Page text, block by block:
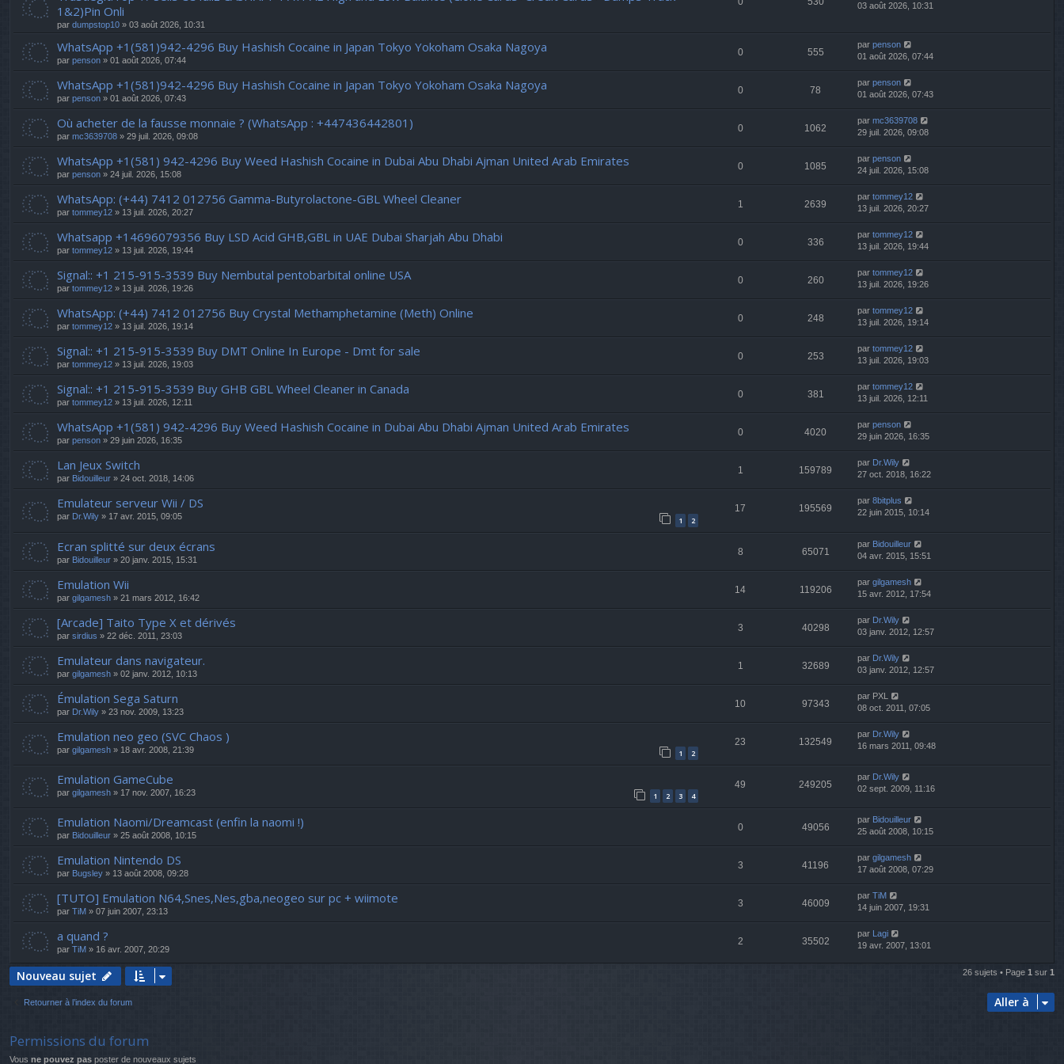
1&2)Pin Onli
par dumpstop10 » 03 août 2026, 10:31
03 août 2026, 10:31
WhatsApp +1(581)942-4296 Buy Hashish Cocaine in Japan Tokyo Yokoham Osaka Nagoya
par penson » 01 août 2026, 07:44
0 555
par penson
01 août 2026, 07:44
WhatsApp +1(581)942-4296 Buy Hashish Cocaine in Japan Tokyo Yokoham Osaka Nagoya
par penson » 01 août 2026, 07:43
0 78
par penson
01 août 2026, 07:43
Où acheter de la fausse monnaie ? (WhatsApp : +447436442801)
par mc3639708 » 29 juil. 2026, 09:08
0 1062
par mc3639708
29 juil. 2026, 09:08
WhatsApp +1(581) 942-4296 Buy Weed Hashish Cocaine in Dubai Abu Dhabi Ajman United Arab Emirates
par penson » 24 juil. 2026, 15:08
0 1085
par penson
24 juil. 2026, 15:08
WhatsApp: (+44) 7412 012756 Gamma-Butyrolactone-GBL Wheel Cleaner
par tommey12 » 13 juil. 2026, 20:27
1 2639
par tommey12
13 juil. 2026, 20:27
Whatsapp +14696079356 Buy LSD Acid GHB,GBL in UAE Dubai Sharjah Abu Dhabi
par tommey12 » 13 juil. 2026, 19:44
0 336
par tommey12
13 juil. 2026, 19:44
Signal:: +1 215-915-3539 Buy Nembutal pentobarbital online USA
par tommey12 » 13 juil. 2026, 19:26
0 260
par tommey12
13 juil. 2026, 19:26
WhatsApp: (+44) 7412 012756 Buy Crystal Methamphetamine (Meth) Online
par tommey12 » 13 juil. 2026, 19:14
0 248
par tommey12
13 juil. 2026, 19:14
Signal:: +1 215-915-3539 Buy DMT Online In Europe - Dmt for sale
par tommey12 » 13 juil. 2026, 19:03
0 253
par tommey12
13 juil. 2026, 19:03
Signal:: +1 215-915-3539 Buy GHB GBL Wheel Cleaner in Canada
par tommey12 » 13 juil. 2026, 12:11
0 381
par tommey12
13 juil. 2026, 12:11
WhatsApp +1(581) 942-4296 Buy Weed Hashish Cocaine in Dubai Abu Dhabi Ajman United Arab Emirates
par penson » 29 juin 2026, 16:35
0 4020
par penson
29 juin 2026, 16:35
Lan Jeux Switch
par Bidouilleur » 24 oct. 2018, 14:06
1 159789
par Dr.Wily
27 oct. 2018, 16:22
Emulateur serveur Wii / DS
par Dr.Wily » 17 avr. 2015, 09:05 1 2
17 195569
par 8bitplus
22 juin 2015, 10:14
Ecran splitté sur deux écrans
par Bidouilleur » 20 janv. 2015, 15:31
8 65071
par Bidouilleur
04 avr. 2015, 15:51
Emulation Wii
par gilgamesh » 21 mars 2012, 16:42
14 119206
par gilgamesh
15 avr. 2012, 17:54
[Arcade] Taito Type X et dérivés
par sirdius » 22 déc. 2011, 23:03
3 40298
par Dr.Wily
03 janv. 2012, 12:57
Emulateur dans navigateur.
par gilgamesh » 02 janv. 2012, 10:13
1 32689
par Dr.Wily
03 janv. 2012, 12:57
Émulation Sega Saturn
par Dr.Wily » 23 nov. 2009, 13:23
10 97343
par PXL
08 oct. 2011, 07:05
Emulation neo geo (SVC Chaos )
par gilgamesh » 18 avr. 2008, 21:39 1 2
23 132549
par Dr.Wily
16 mars 2011, 09:48
Emulation GameCube
par gilgamesh » 17 nov. 2007, 16:23 1 2 3 4
49 249205
par Dr.Wily
02 sept. 2009, 11:16
Emulation Naomi/Dreamcast (enfin la naomi !)
par Bidouilleur » 25 août 2008, 10:15
0 49056
par Bidouilleur
25 août 2008, 10:15
Emulation Nintendo DS
par Bugsley » 13 août 2008, 09:28
3 41196
par gilgamesh
17 août 2008, 07:29
[TUTO] Emulation N64,Snes,Nes,gba,neogeo sur pc + wiimote
par TiM » 07 juin 2007, 23:13
3 46009
par TiM
14 juin 2007, 19:31
a quand ?
par TiM » 16 avr. 2007, 20:29
2 35502
par Lagi
19 avr. 2007, 13:01
Nouveau sujet 26 sujets • Page 1 sur 1
Retourner à l’index du forum Aller à
Permissions du forum
Vous ne pouvez pas poster de nouveaux sujets